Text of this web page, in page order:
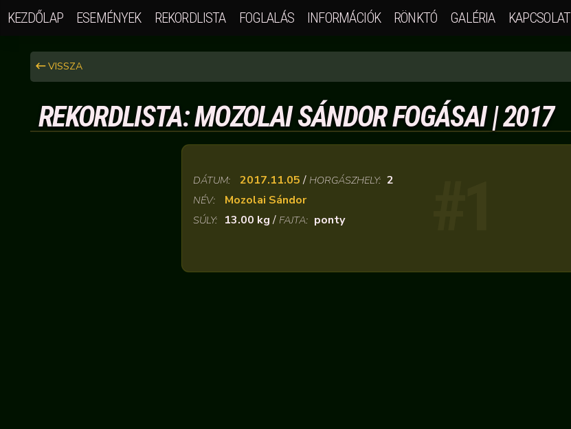
KEZDŐLAP ESEMÉNYEK REKORDLISTA FOGLALÁS INFORMÁCIÓK RÖNKTÓ GALÉRIA KAPCSOLAT
VISSZA
REKORDLISTA: MOZOLAI SÁNDOR FOGÁSAI | 2017
DÁTUM: 2017.11.05/ HORGÁSZHELY: 2
NÉV: Mozolai Sándor
SÚLY: 13.00 kg/ FAJTA: ponty